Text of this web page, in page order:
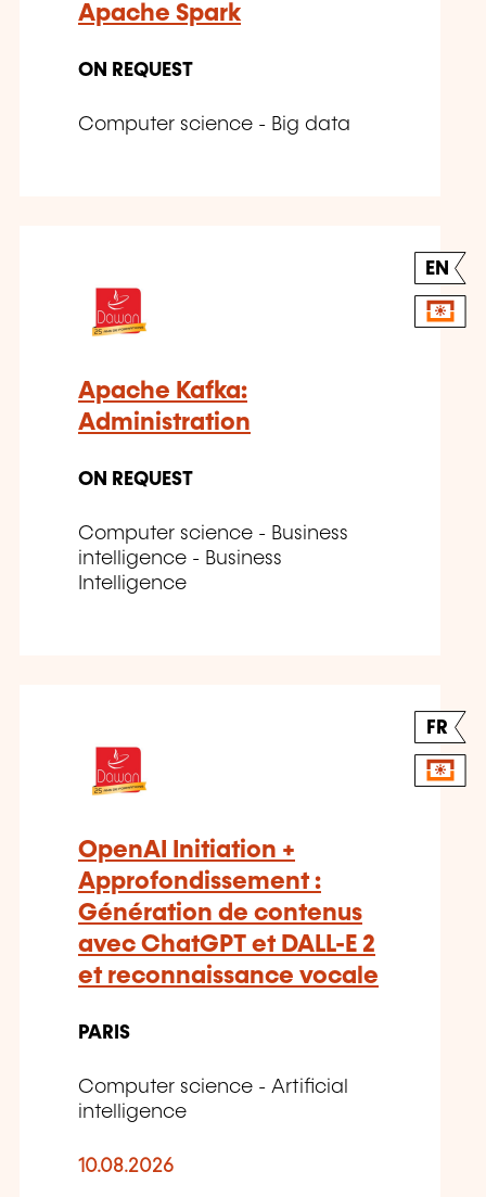
Apache Spark
ON REQUEST
Computer science - Big data
EN
Apache Kafka:
Administration
ON REQUEST
Computer science - Business
intelligence - Business
Intelligence
FR
OpenAI Initiation +
Approfondissement :
Génération de contenus
avec ChatGPT et DALL-E 2
et reconnaissance vocale
PARIS
Computer science - Artificial
intelligence
10.08.2026